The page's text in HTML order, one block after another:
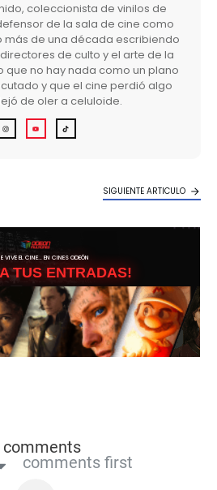
coleccionista de vinilos de
de la sala de cine como
más de una década escribiendo
de culto y el arte de la
que no hay nada como un plano
y que el cine perdió algo
de oler a celuloide.
SIGUIENTE ARTICULO
VIVE EL CINE… EN CINES ODEÓN
TUS ENTRADAS!
comments
comments first